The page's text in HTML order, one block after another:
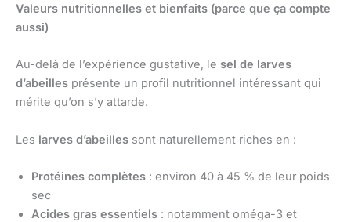
Valeurs nutritionnelles et bienfaits (parce que ça compte
aussi)
Au-delà de l’expérience gustative, le sel de larves
d’abeilles présente un profil nutritionnel intéressant qui
mérite qu’on s’y attarde.
Les larves d’abeilles sont naturellement riches en :
Protéines complètes : environ 40 à 45 % de leur poids
sec
Acides gras essentiels : notamment oméga-3 et